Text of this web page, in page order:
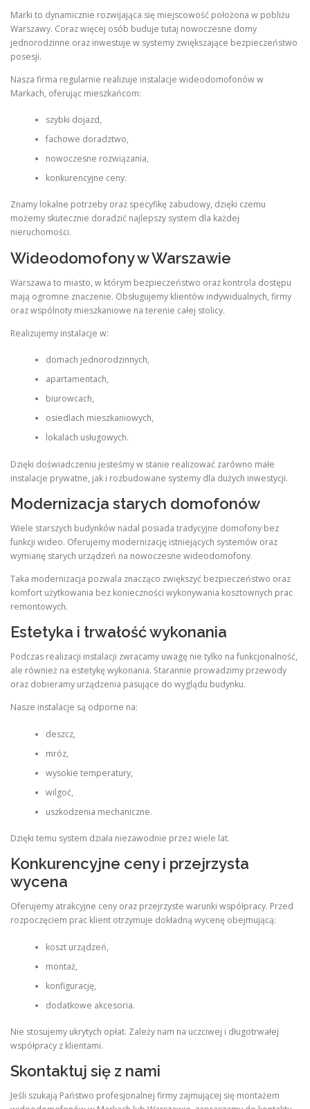
Marki to dynamicznie rozwijająca się miejscowość położona w pobliżu
Warszawy. Coraz więcej osób buduje tutaj nowoczesne domy
jednorodzinne oraz inwestuje w systemy zwiększające bezpieczeństwo
posesji.
Nasza firma regularnie realizuje instalacje wideodomofonów w
Markach, oferując mieszkańcom:
szybki dojazd,
fachowe doradztwo,
nowoczesne rozwiązania,
konkurencyjne ceny.
Znamy lokalne potrzeby oraz specyfikę zabudowy, dzięki czemu
możemy skutecznie doradzić najlepszy system dla każdej
nieruchomości.
Wideodomofony w Warszawie
Warszawa to miasto, w którym bezpieczeństwo oraz kontrola dostępu
mają ogromne znaczenie. Obsługujemy klientów indywidualnych, firmy
oraz wspólnoty mieszkaniowe na terenie całej stolicy.
Realizujemy instalacje w:
domach jednorodzinnych,
apartamentach,
biurowcach,
osiedlach mieszkaniowych,
lokalach usługowych.
Dzięki doświadczeniu jesteśmy w stanie realizować zarówno małe
instalacje prywatne, jak i rozbudowane systemy dla dużych inwestycji.
Modernizacja starych domofonów
Wiele starszych budynków nadal posiada tradycyjne domofony bez
funkcji wideo. Oferujemy modernizację istniejących systemów oraz
wymianę starych urządzeń na nowoczesne wideodomofony.
Taka modernizacja pozwala znacząco zwiększyć bezpieczeństwo oraz
komfort użytkowania bez konieczności wykonywania kosztownych prac
remontowych.
Estetyka i trwałość wykonania
Podczas realizacji instalacji zwracamy uwagę nie tylko na funkcjonalność,
ale również na estetykę wykonania. Starannie prowadzimy przewody
oraz dobieramy urządzenia pasujące do wyglądu budynku.
Nasze instalacje są odporne na:
deszcz,
mróz,
wysokie temperatury,
wilgoć,
uszkodzenia mechaniczne.
Dzięki temu system działa niezawodnie przez wiele lat.
Konkurencyjne ceny i przejrzysta
wycena
Oferujemy atrakcyjne ceny oraz przejrzyste warunki współpracy. Przed
rozpoczęciem prac klient otrzymuje dokładną wycenę obejmującą:
koszt urządzeń,
montaż,
konfigurację,
dodatkowe akcesoria.
Nie stosujemy ukrytych opłat. Zależy nam na uczciwej i długotrwałej
współpracy z klientami.
Skontaktuj się z nami
Jeśli szukają Państwo profesjonalnej firmy zajmującej się montażem